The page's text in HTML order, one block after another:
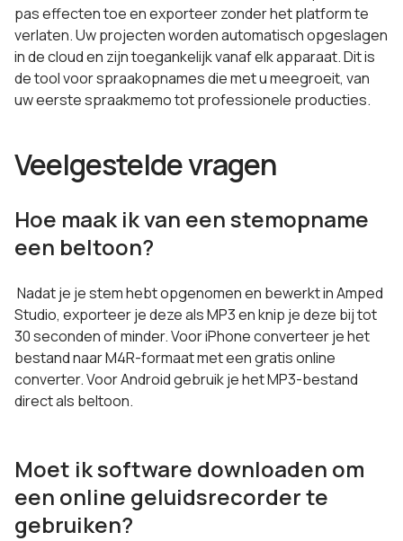
pas effecten toe en exporteer zonder het platform te
verlaten. Uw projecten worden automatisch opgeslagen
in de cloud en zijn toegankelijk vanaf elk apparaat. Dit is
de tool voor spraakopnames die met u meegroeit, van
uw eerste spraakmemo tot professionele producties.
Veelgestelde vragen
Hoe maak ik van een stemopname
een beltoon?
Nadat je je stem hebt opgenomen en bewerkt in Amped
Studio, exporteer je deze als MP3 en knip je deze bij tot
30 seconden of minder. Voor iPhone converteer je het
bestand naar M4R-formaat met een gratis online
converter. Voor Android gebruik je het MP3-bestand
direct als beltoon.
Moet ik software downloaden om
een online geluidsrecorder te
gebruiken?